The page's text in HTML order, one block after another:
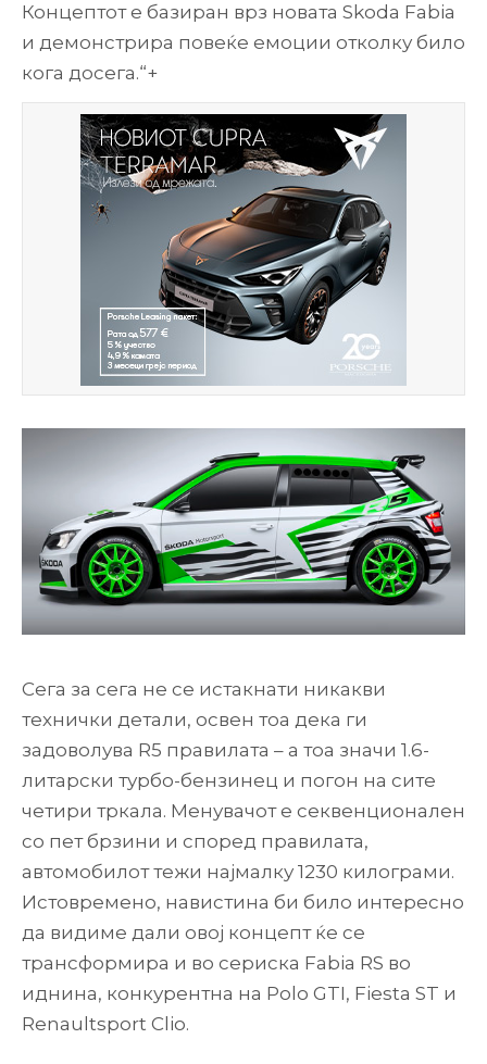
Концептот е базиран врз новата Skoda Fabia
и демонстрира повеќе емоции отколку било
кога досега.“+
Сега за сега не се истакнати никакви
технички детали, освен тоа дека ги
задоволува R5 правилата – а тоа значи 1.6-
литарски турбо-бензинец и погон на сите
четири тркала. Менувачот е секвенционален
со пет брзини и според правилата,
автомобилот тежи најмалку 1230 килограми.
Истовремено, навистина би било интересно
да видиме дали овој концепт ќе се
трансформира и во сериска Fabia RS во
иднина, конкурентна на Polo GTI, Fiesta ST и
Renaultsport Clio.